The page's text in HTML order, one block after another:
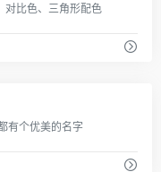
对比色、三角形配色
有个优美的名字